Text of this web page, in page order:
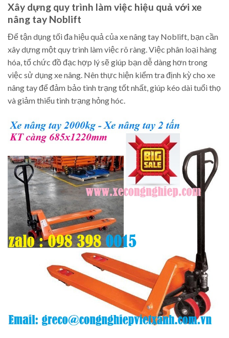
Xây dựng quy trình làm việc hiệu quả với xe
nâng tay Noblift
Để tận dụng tối đa hiệu quả của xe nâng tay Noblift, bạn cần
xây dựng một quy trình làm việc rõ ràng. Việc phân loại hàng
hóa, tổ chức đồ đạc hợp lý sẽ giúp bạn dễ dàng hơn trong
việc sử dụng xe nâng. Nên thực hiện kiểm tra định kỳ cho xe
nâng tay để đảm bảo tình trạng tốt nhất, giúp kéo dài tuổi thọ
và giảm thiểu tình trạng hỏng hóc.